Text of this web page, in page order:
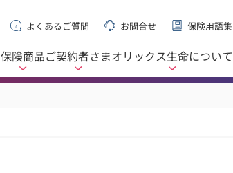
保険商品ご契約者さまオリックス生命について
よくあるご質問 お問合せ 保険用語集